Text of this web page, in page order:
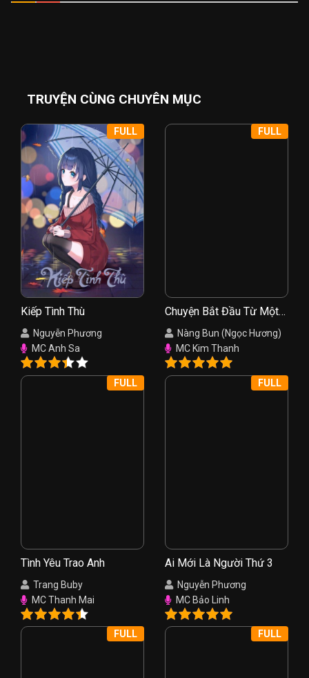
TRUYỆN CÙNG CHUYÊN MỤC
Kiếp Tình Thù
Nguyễn Phương
MC Anh Sa
FULL
Chuyện Bắt Đầu Từ Một
Nụ Hồng
Nàng Bun (Ngọc Hương)
MC Kim Thanh
FULL
Tình Yêu Trao Anh
Trang Buby
MC Thanh Mai
FULL
Ai Mới Là Người Thứ 3
Nguyễn Phương
MC Bảo Linh
FULL
FULL FULL